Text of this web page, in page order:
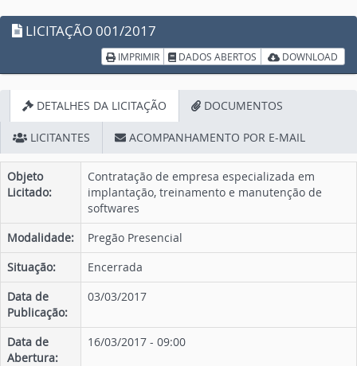
LICITAÇÃO 001/2017
IMPRIMIR DADOS ABERTOS DOWNLOAD
DETALHES DA LICITAÇÃO DOCUMENTOS
LICITANTES ACOMPANHAMENTO POR E-MAIL
Objeto
Licitado:
Contratação de empresa especializada em
implantação, treinamento e manutenção de
softwares
Modalidade:
Pregão Presencial
Situação:
Encerrada
Data de
Publicação:
03/03/2017
Data de
Abertura:
16/03/2017 - 09:00